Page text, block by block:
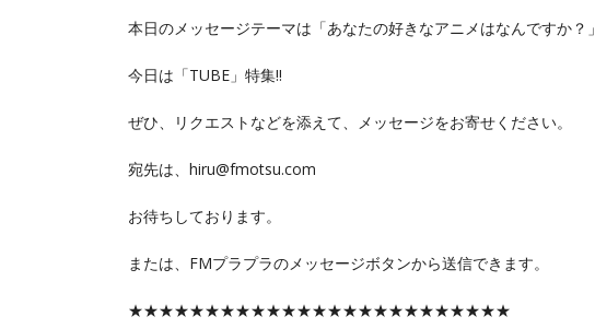
本日のメッセージテーマは「あなたの好きなアニメはなんですか？」
今日は「TUBE」特集‼️
ぜひ、リクエストなどを添えて、メッセージをお寄せください。
宛先は、hiru@fmotsu.com
お待ちしております。
または、FMプラプラのメッセージボタンから送信できます。
★★★★★★★★★★★★★★★★★★★★★★★★★